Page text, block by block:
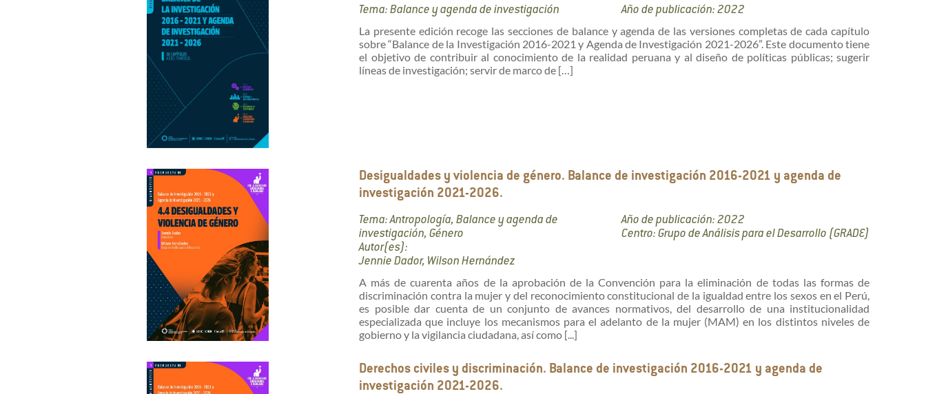
Tema: Balance y agenda de investigación Año de publicación: 2022
La presente edición recoge las secciones de balance y agenda de las versiones completas de cada capítulo
sobre “Balance de la Investigación 2016-2021 y Agenda de Investigación 2021-2026”. Este documento tiene
el objetivo de contribuir al conocimiento de la realidad peruana y al diseño de políticas públicas; sugerir
líneas de investigación; servir de marco de […]
Desigualdades y violencia de género. Balance de investigación 2016-2021 y agenda de
investigación 2021-2026.
Tema: Antropología, Balance y agenda de
investigación, Género
Autor(es):
Jennie Dador, Wilson Hernández
Año de publicación: 2022
Centro: Grupo de Análisis para el Desarrollo (GRADE)
A más de cuarenta años de la aprobación de la Convención para la eliminación de todas las formas de
discriminación contra la mujer y del reconocimiento constitucional de la igualdad entre los sexos en el Perú,
es posible dar cuenta de un conjunto de avances normativos, del desarrollo de una institucionalidad
especializada que incluye los mecanismos para el adelanto de la mujer (MAM) en los distintos niveles de
gobierno y la vigilancia ciudadana, así como [...]
Derechos civiles y discriminación. Balance de investigación 2016-2021 y agenda de
investigación 2021-2026.